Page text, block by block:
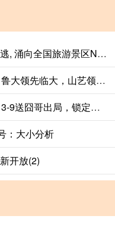
思考资本 没戏拍的群演们从横店出逃, 涌向全国旅游景区NPC
世纪汇通 山东45所高校排名调整！鲁大领先临大，山艺领先山二医
驰盈优配 世界第2无缘八强！艾伦13-9送囧哥出局，锁定世锦赛1/4决赛席位
：大小分析
开放(2)